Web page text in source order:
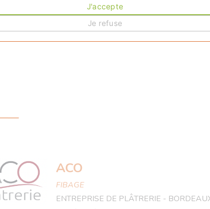
Nous sommes une quarantaine d'entreprises
agissant dans tous les corps d'état du bâtiment.
ACO
FIBAGE
ENTREPRISE DE PLÂTRERIE -
J'accepte
Je refuse